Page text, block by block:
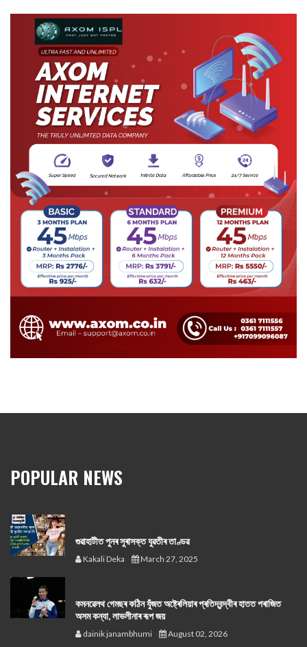
POPULAR NEWS
গুৱাহাটীত পুনৰ সুৰাসক্ত যুৱতীৰ তাণ্ডৱ
Kakali Deka March 27, 2025
কমনৱেলথ গেমছৰ কঠিন যুঁজত অষ্ট্ৰেলিয়াৰ প্ৰতিদ্বন্দ্বীৰ হাতত পৰাজিত
অসম কন্যা, লাভলীনাৰ ৰূপ জয়
dainik janambhumi August 02, 2026